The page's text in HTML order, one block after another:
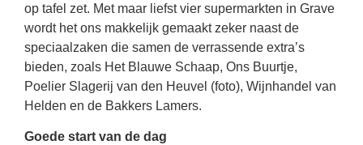
op tafel zet. Met maar liefst vier supermarkten in Grave
wordt het ons makkelijk gemaakt zeker naast de
speciaalzaken die samen de verrassende extra’s
bieden, zoals Het Blauwe Schaap, Ons Buurtje,
Poelier Slagerij van den Heuvel (foto), Wijnhandel van
Helden en de Bakkers Lamers.
Goede start van de dag